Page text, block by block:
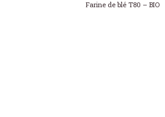
Farine de blé T80 – BIO